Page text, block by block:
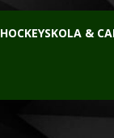
HOCKEYSKOLA &